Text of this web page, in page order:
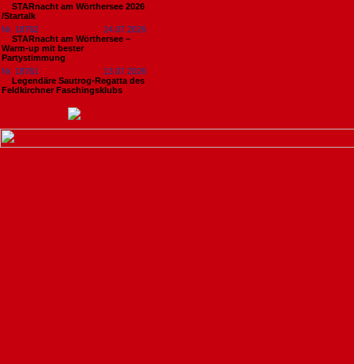
STARnacht am Wörthersee 2026
/Startalk
Nr. 18762
14.07.2026
STARnacht am Wörthersee –
Warm-up mit bester
Partystimmung
Nr. 18761
13.07.2026
Legendäre Sautrog-Regatta des
Feldkirchner Faschingsklubs